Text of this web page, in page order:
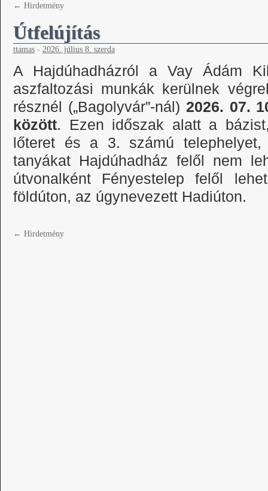
← Hirdetmény
Útfelújítás
ttamas - 2026. július 8. szerda
A Hajdúhadházról a Vay Ádám
aszfaltozási munkák kerülnek
résznél („Bagolyvár”-nál) 2026. 07.
között. Ezen időszak alatt a
lőteret és a 3. számú
tanyákat Hajdúhadház felől nem
útvonalként Fényestelep felől
földúton, az úgynevezett Hadiúton.
← Hirdetmény